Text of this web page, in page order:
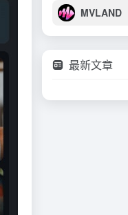
MVLAND
最新文章